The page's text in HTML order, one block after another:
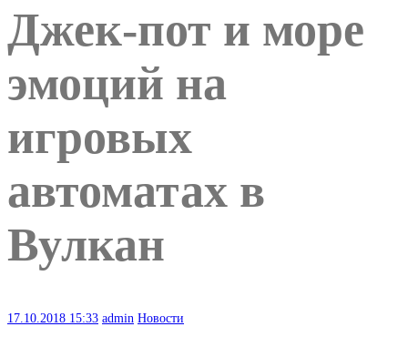
Джек-пот и море
эмоций на
игровых
автоматах в
Вулкан
17.10.2018 15:33 admin Новости